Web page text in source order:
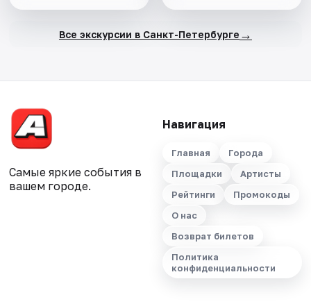
Все экскурсии в Санкт-Петербурге →
Самые яркие события в
вашем городе.
Навигация
Главная
Города
Площадки
Артисты
Рейтинги
Промокоды
О нас
Возврат билетов
Политика
конфиденциальности